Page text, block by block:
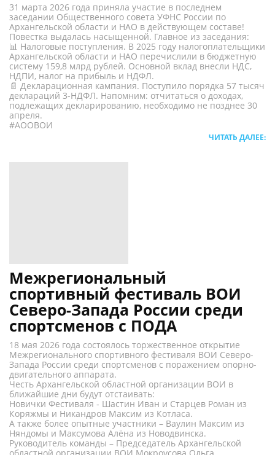
31 марта 2026 года приняла участие в последнем
заседании Общественного совета УФНС России по
Архангельской области и НАО в действующем составе!
Повестка выдалась насыщенной. Главное из заседания:
📊 Налоговые поступления. В 2025 году налогоплательщики
Архангельской области и НАО перечислили в бюджетную
систему 159,8 млрд рублей. Основной вклад внесли НДС,
НДПИ, налог на прибыль и НДФЛ.
📄 Декларационная кампания. Поступило порядка 57 тысяч
деклараций 3-НДФЛ. Напомним: отчитаться о доходах,
подлежащих декларированию, необходимо не позднее 30
апреля.
#АООВОИ
ЧИТАТЬ ДАЛЕЕ:
Межрегиональный
спортивный фестиваль ВОИ
Северо-Запада России среди
спортсменов с ПОДА
18 мая 2026 года состоялось торжественное открытие
Межрегионального спортивного фестиваля ВОИ Северо-
Запада России среди спортсменов с поражением опорно-
двигательного аппарата.
Честь Архангельской областной организации ВОИ в
ближайшие дни будут отстаивать:
Новички Фестиваля - Шастин Иван и Старцев Роман из
Коряжмы и Никандров Максим из Котласа.
А также более опытные участники – Ваулин Максим из
Няндомы и Максумова Алёна из Новодвинска.
Руководитель команды – Председатель Архангельской